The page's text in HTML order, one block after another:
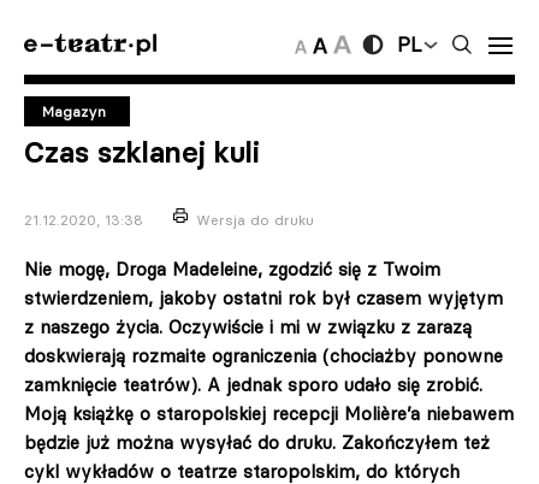
PL
Magazyn
Czas szklanej kuli
21.12.2020, 13:38 Wersja do druku
Nie mogę, Droga Madeleine, zgodzić się z Twoim
stwierdzeniem, jakoby ostatni rok był czasem wyjętym
z naszego życia. Oczywiście i mi w związku z zarazą
doskwierają rozmaite ograniczenia (chociażby ponowne
zamknięcie teatrów). A jednak sporo udało się zrobić.
Moją książkę o staropolskiej recepcji Molière’a niebawem
będzie już można wysyłać do druku. Zakończyłem też
cykl wykładów o teatrze staropolskim, do których